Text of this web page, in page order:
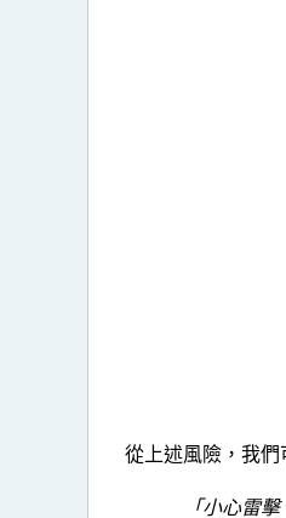
從上述風險，我
「小心雷擊